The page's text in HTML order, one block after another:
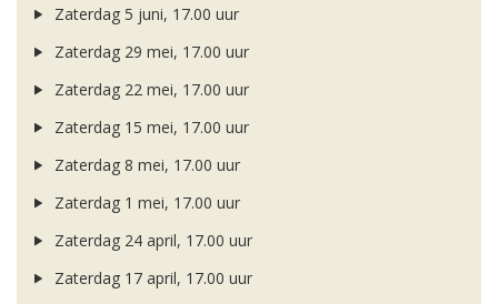
Zaterdag 5 juni, 17.00 uur
Zaterdag 29 mei, 17.00 uur
Zaterdag 22 mei, 17.00 uur
Zaterdag 15 mei, 17.00 uur
Zaterdag 8 mei, 17.00 uur
Zaterdag 1 mei, 17.00 uur
Zaterdag 24 april, 17.00 uur
Zaterdag 17 april, 17.00 uur